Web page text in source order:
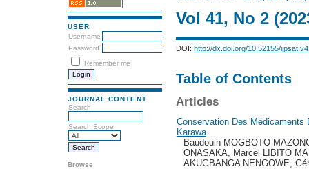
USER
Username
Password
Remember me
JOURNAL CONTENT
Search
Search Scope
Browse
Vol 41, No 2
DOI: http://dx.doi.org/10.52155/
Table of Contents
Articles
Conservation Des Médicaments
Karawa
Baudouin MOGBOTO
ONASAKA, Marcel LIBITO
AKUGBANGA NENGOWE,